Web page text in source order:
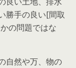
勝手の良い[間取
の問題ではな
自然や万、物の